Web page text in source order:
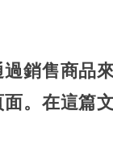
銷售商品
。在這篇